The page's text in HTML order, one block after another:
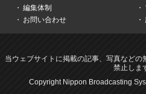
編集体制
お問い合わせ
当ウェブサイトに掲載の記事、写真など
禁止しま
Copyright Nippon Broadcasting